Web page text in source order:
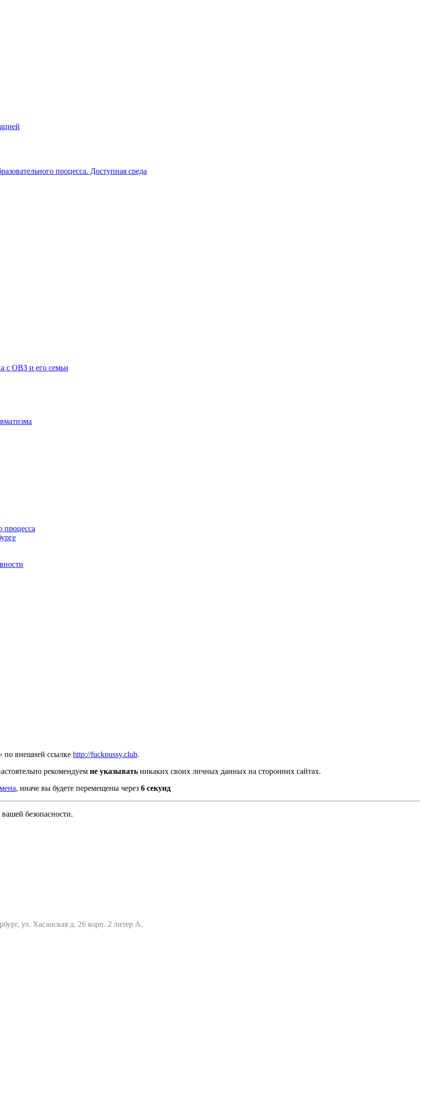
процесса. Доступная среда
с ОВЗ и его семьи
процесса
по внешней ссылке http://fuckpussy.club.
рекомендуем не указывать никаких своих личных данных на сторонних сайтах.
, иначе вы будете перемещены через 5 секунд
безопасности.
ул. Хасанская д. 26 корп. 2 литер А.